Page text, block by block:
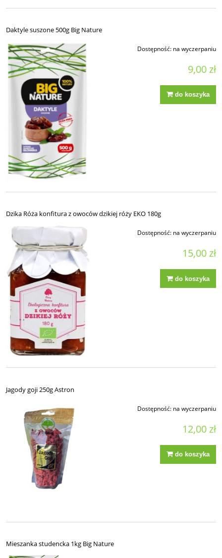
Daktyle suszone 500g Big Nature
Dostępność: na wyczerpaniu
9,00 zł
do koszyka
Dzika Róża konfitura z owoców dzikiej róży EKO 180g
Dostępność: na wyczerpaniu
15,00 zł
do koszyka
Jagody goji 250g Astron
Dostępność: na wyczerpaniu
12,00 zł
do koszyka
Mieszanka studencka 1kg Big Nature